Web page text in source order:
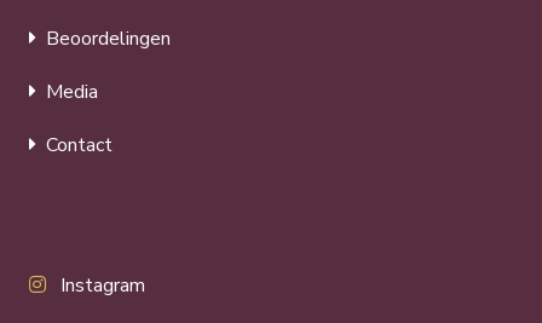
Beoordelingen
Media
Contact
Instagram